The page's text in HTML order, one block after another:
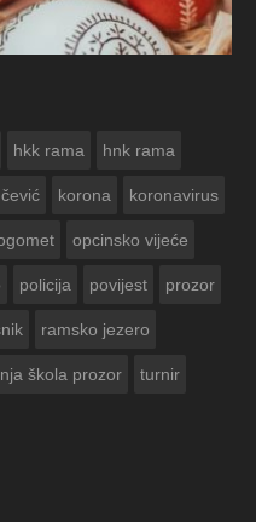
hkk rama hnk rama
korona koronavirus
opcinsko vijeće
policija povijest prozor
ramsko jezero
škola prozor turnir